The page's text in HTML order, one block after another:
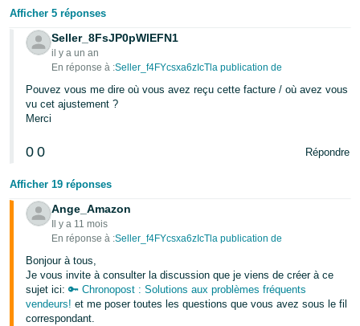
Afficher 5 réponses
Seller_8FsJP0pWlEFN1
il y a un an
En réponse à :Seller_f4FYcsxa6zIcTla publication de
Pouvez vous me dire où vous avez reçu cette facture / où avez vous
vu cet ajustement ?
Merci
0 0 Répondre
Afficher 19 réponses
Ange_Amazon
Il y a 11 mois
En réponse à :Seller_f4FYcsxa6zIcTla publication de
Bonjour à tous,
Je vous invite à consulter la discussion que je viens de créer à ce
sujet ici:🔑 Chronopost : Solutions aux problèmes fréquents
vendeurs! et me poser toutes les questions que vous avez sous le fil
correspondant.